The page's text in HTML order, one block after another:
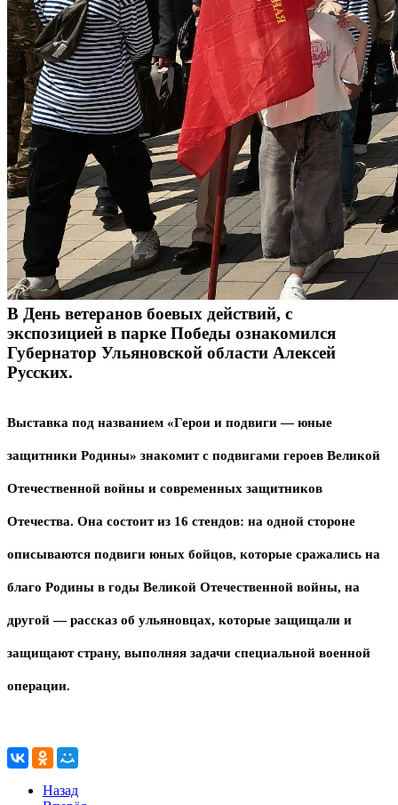
В День ветеранов боевых действий, с
экспозицией в парке Победы ознакомился
Губернатор Ульяновской области Алексей
Русских.
Выставка под названием «Герои и подвиги — юные
защитники Родины» знакомит с подвигами героев Великой
Отечественной войны и современных защитников
Отечества. Она состоит из 16 стендов: на одной стороне
описываются подвиги юных бойцов, которые сражались на
благо Родины в годы Великой Отечественной войны, на
другой — рассказ об ульяновцах, которые защищали и
защищают страну, выполняя задачи специальной военной
операции.
Назад